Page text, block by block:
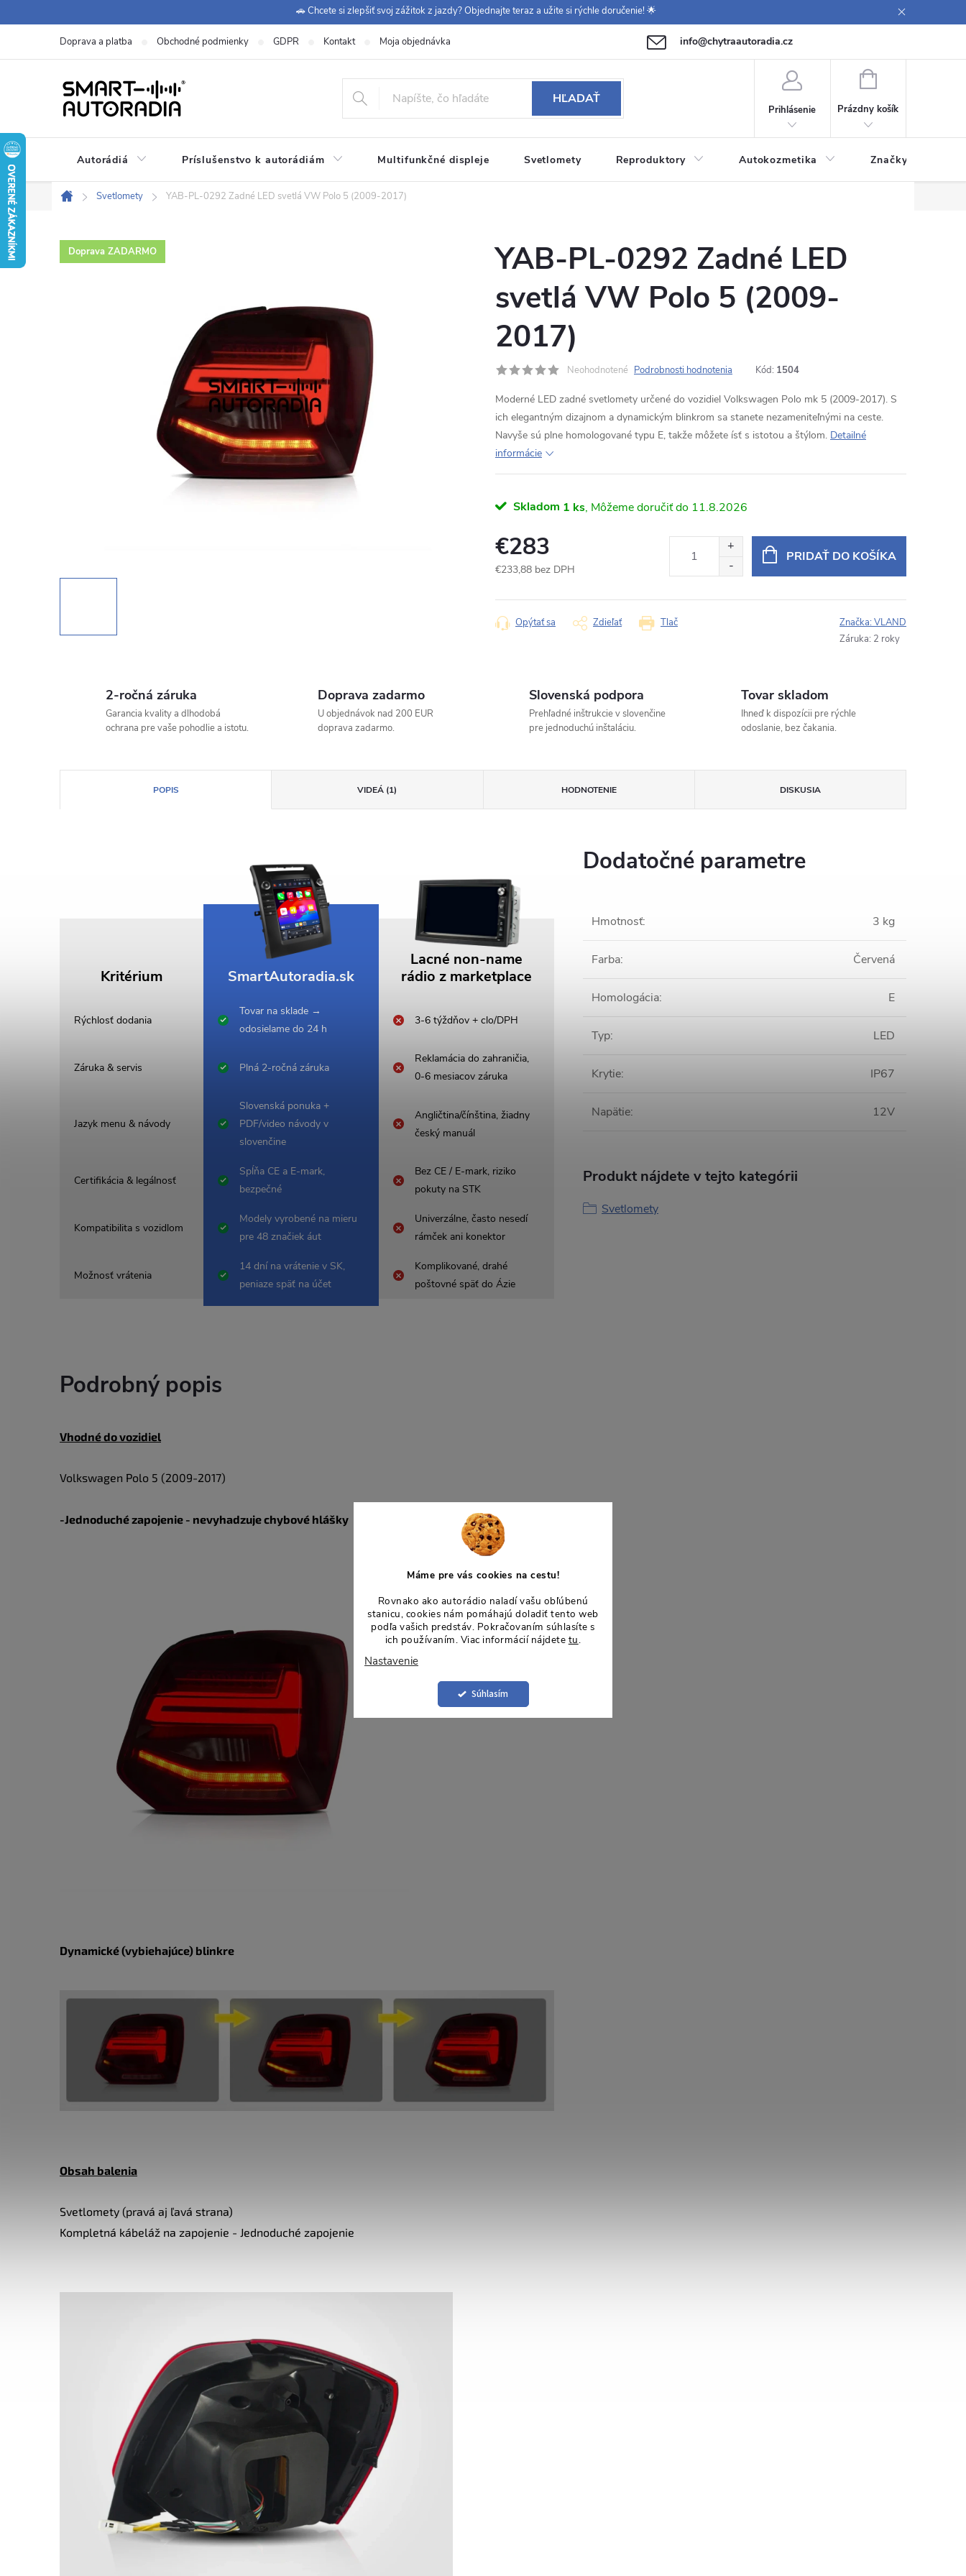
Máme pre vás cookies na cestu!
Rovnako ako autorádio naladí vašu obľúbenú
stanicu, cookies nám pomáhajú doladiť tento web
podľa vašich predstáv. Pokračovaním súhlasíte s
ich používaním. Viac informácií nájdete tu.
Nastavenie
Súhlasím
na
🚗 Chcete si zlepšiť svoj zážitok z jazdy? Objednajte teraz a užite si rýchle doručenie! 🌟
+420 771 149 411 (Po-Pá 9:00-12:00, 12:30-14:00)
info@chytraautoradia.cz
Doprava a platba Obchodné podmienky GDPR Kontakt Moja objednávka
HĽADAŤ
Prihlásenie
NÁKUPNÝ
Prázdny košík
Autorádiá Príslušenstvo k autorádiám Multifunkčné displeje Svetlomety Reproduktory Autokozmetika Značky
Zákaznícka podpora: +420 771 149 411 (Po-Pá 9:00-12:00, 12:30-14:00)
Domov
Svetlomety YAB-PL-0292 Zadné LED svetlá VW Polo 5 (2009-2017)
Doprava ZADARMO
YAB-PL-0292 Zadné LED
svetlá VW Polo 5 (2009-
2017)
Neohodnotené Podrobnosti hodnotenia Kód: 1504
Moderné LED zadné svetlomety určené do vozidiel Volkswagen Polo mk 5 (2009-2017). S
ich elegantným dizajnom a dynamickým blinkrom sa stanete nezameniteľnými na ceste.
Navyše sú plne homologované typu E, takže môžete ísť s istotou a štýlom. Detailné
informácie
Skladom 1 ks 11.8.2026
€283
€233,88 bez DPH
cena:
PRIDAŤ DO KOŠÍKA
Tlač
Opýtať sa Zdieľať Značka:VLAND
Záruka: 2 roky
2-ročná záruka
Garancia kvality a dlhodobá
ochrana pre vaše pohodlie a istotu.
Doprava zadarmo
U objednávok nad 200 EUR
doprava zadarmo.
Slovenská podpora
Prehľadné inštrukcie v slovenčine
pre jednoduchú inštaláciu.
Tovar skladom
Ihneď k dispozícii pre rýchle
odoslanie, bez čakania.
POPIS VIDEÁ (1) HODNOTENIE DISKUSIA
Kritérium SmartAutoradia.sk
Lacné non-name
rádio z marketplace
Rýchlosť dodania
Tovar na sklade →
odosielame do 24 h
3-6 týždňov + clo/DPH
Záruka & servis Plná 2-ročná záruka
Reklamácia do zahraničia,
0-6 mesiacov záruka
Jazyk menu & návody
Slovenská ponuka +
PDF/video návody v
slovenčine
Angličtina/čínština, žiadny
český manuál
Certifikácia & legálnosť
Spĺňa CE a E-mark,
bezpečné
Bez CE / E-mark, riziko
pokuty na STK
Kompatibilita s vozidlom
Modely vyrobené na mieru
pre 48 značiek áut
Univerzálne, často nesedí
rámček ani konektor
Možnosť vrátenia
14 dní na vrátenie v SK,
peniaze späť na účet
Komplikované, drahé
poštovné späť do Ázie
Podrobný popis
Vhodné do vozidiel
Volkswagen Polo 5 (2009-2017)
-Jednoduché zapojenie - nevyhadzuje chybové hlášky
Dynamické (vybiehajúce) blinkre
Obsah balenia
Svetlomety (pravá aj ľavá strana)
Kompletná kábeláž na zapojenie - Jednoduché zapojenie
Dodatočné parametre
Hmotnosť: 3 kg
Farba: Červená
Homologácia: E
Typ: LED
Krytie: IP67
Napätie: 12V
Produkt nájdete v tejto kategórii
Svetlomety